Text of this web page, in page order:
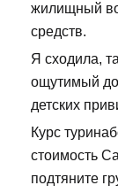
жилищный
средств.
Я сходила,
ощутимый
детских
Курс
стоимость
подтяните